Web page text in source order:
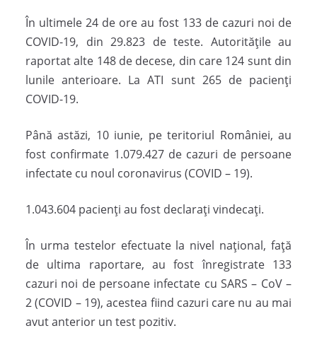
În ultimele 24 de ore au fost 133 de cazuri noi de
COVID-19, din 29.823 de teste. Autoritățile au
raportat alte 148 de decese, din care 124 sunt din
lunile anterioare. La ATI sunt 265 de pacienți
COVID-19.
Până astăzi, 10 iunie, pe teritoriul României, au
fost confirmate 1.079.427 de cazuri de persoane
infectate cu noul coronavirus (COVID – 19).
1.043.604 pacienți au fost declarați vindecați.
În urma testelor efectuate la nivel național, față
de ultima raportare, au fost înregistrate 133
cazuri noi de persoane infectate cu SARS – CoV –
2 (COVID – 19), acestea fiind cazuri care nu au mai
avut anterior un test pozitiv.